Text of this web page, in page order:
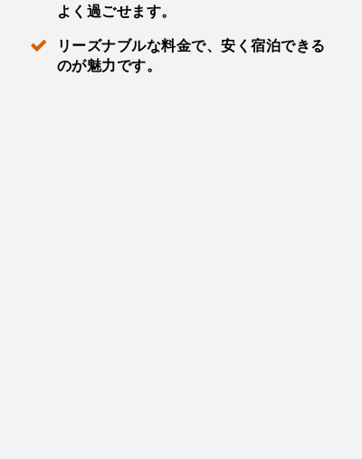
よく過ごせます。
リーズナブルな料金で、安く宿泊できる
のが魅力です。